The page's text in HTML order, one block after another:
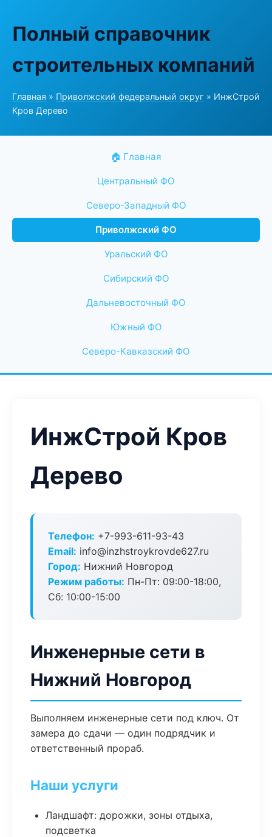
Полный справочник
строительных компаний
Главная » Приволжский федеральный округ » ИнжСтрой
Кров Дерево
🏠 Главная
Центральный ФО
Северо-Западный ФО
Приволжский ФО
Уральский ФО
Сибирский ФО
Дальневосточный ФО
Южный ФО
Северо-Кавказский ФО
ИнжСтрой Кров
Дерево
Телефон: +7-993-611-93-43
Email: info@inzhstroykrovde627.ru
Город: Нижний Новгород
Режим работы: Пн-Пт: 09:00-18:00,
Сб: 10:00-15:00
Инженерные сети в
Нижний Новгород
Выполняем инженерные сети под ключ. От
замера до сдачи — один подрядчик и
ответственный прораб.
Наши услуги
Ландшафт: дорожки, зоны отдыха,
подсветка